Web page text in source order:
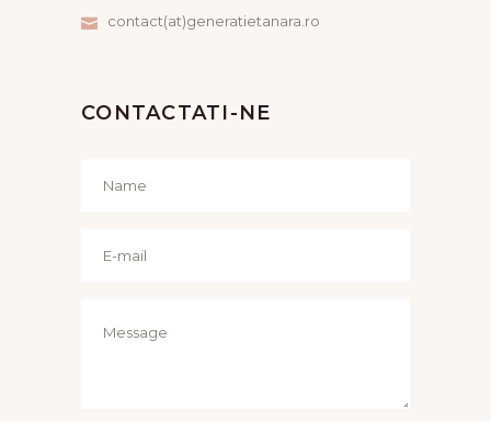
contact(at)generatietanara.ro
CONTACTATI-NE